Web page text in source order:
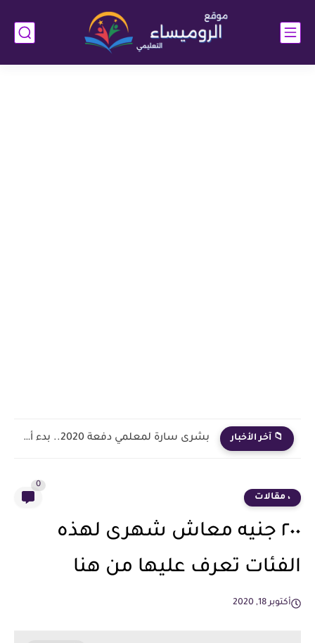
📁 آخر الأخبار بشرى سارة لمعلمي دفعة 2020.. بدء أول خطوة رسمية في...
، مقالات
0
٢٠٠ جنيه معاش شهرى لهذه
الفئات تعرف عليها من هنا
أكتوبر 18, 2020